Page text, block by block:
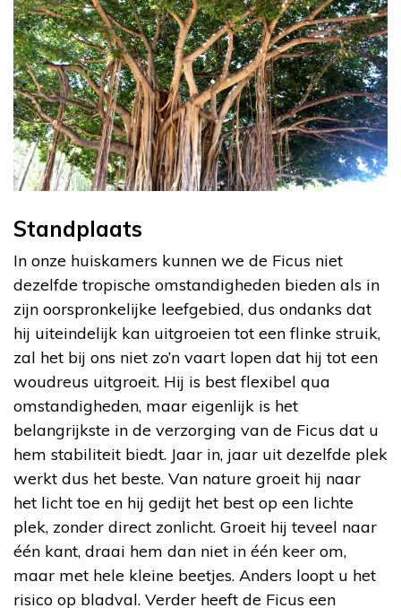
Standplaats
In onze huiskamers kunnen we de Ficus niet
dezelfde tropische omstandigheden bieden als in
zijn oorspronkelijke leefgebied, dus ondanks dat
hij uiteindelijk kan uitgroeien tot een flinke struik,
zal het bij ons niet zo’n vaart lopen dat hij tot een
woudreus uitgroeit. Hij is best flexibel qua
omstandigheden, maar eigenlijk is het
belangrijkste in de verzorging van de Ficus dat u
hem stabiliteit biedt. Jaar in, jaar uit dezelfde plek
werkt dus het beste. Van nature groeit hij naar
het licht toe en hij gedijt het best op een lichte
plek, zonder direct zonlicht. Groeit hij teveel naar
één kant, draai hem dan niet in één keer om,
maar met hele kleine beetjes. Anders loopt u het
risico op bladval. Verder heeft de Ficus een